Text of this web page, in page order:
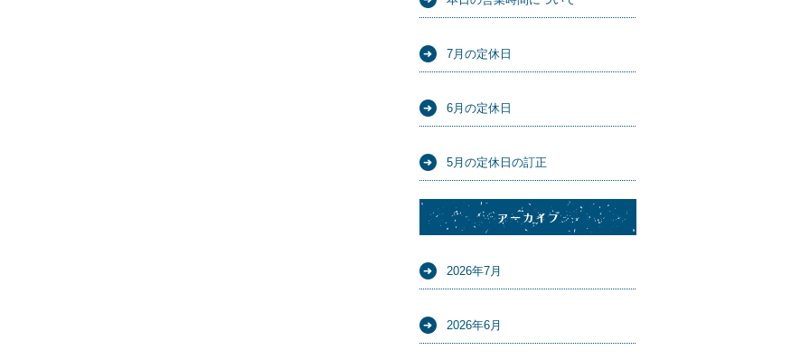
7月の定休日
6月の定休日
5月の定休日の訂正
アーカイブ
2026年7月
2026年6月